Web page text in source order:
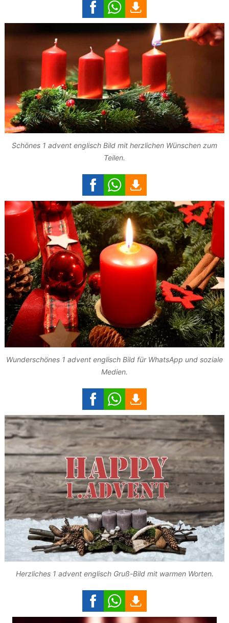
Schönes 1 advent englisch Bild mit herzlichen Wünschen zum
Teilen.
Wunderschönes 1 advent englisch Bild für WhatsApp und soziale
Medien.
Herzliches 1 advent englisch Gruß-Bild mit warmen Worten.